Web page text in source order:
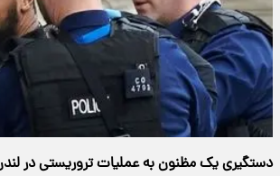
دستگیری یک مظنون به عملیات تروریستی در